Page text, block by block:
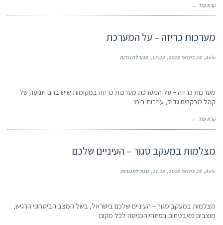
קרא עוד ←
מערכות כריזה – על המערכת
Aviv 24 בינואר 2018 17:24 סגור לתגובות
על
מערכות כריזה – על המערכת מערכות כריזה במקומות שיש בהם תנועה של
קהל מבקרים גדול, עוזרות בימי
קרא עוד ←
מצלמות במעקב סגור – העיניים שלכם
Aviv 24 בינואר 2018 17:14 סגור לתגובות
–
העיניים
מצלמות במעקב סגור – העיניים שלכם בישראל, בשל המצב הביטחוני הרגיש,
מוצבים מאבטחים בפתחי הכניסה לכל מקום